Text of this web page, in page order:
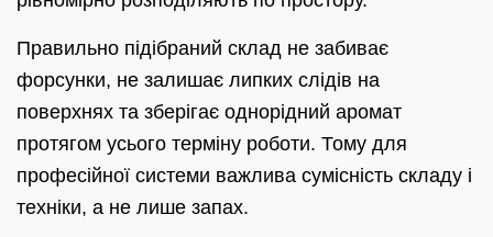
Правильно підібраний склад не забиває
форсунки, не залишає липких слідів на
поверхнях та зберігає однорідний аромат
протягом усього терміну роботи. Тому для
професійної системи важлива сумісність складу і
техніки, а не лише запах.